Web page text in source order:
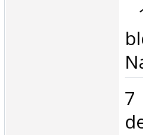
‎7